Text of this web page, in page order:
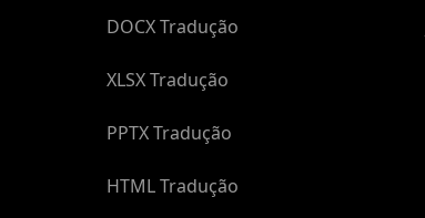
DOCX Tradução
XLSX Tradução
PPTX Tradução
HTML Tradução